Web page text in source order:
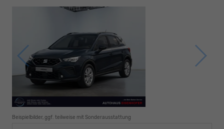
Beispielbilder, ggf. teilweise mit Sonderausstattung